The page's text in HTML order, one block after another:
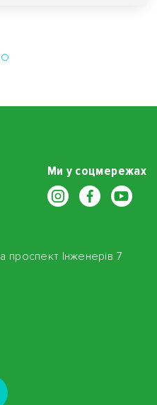
Ми у соцмережах
проспект Інженерів 7